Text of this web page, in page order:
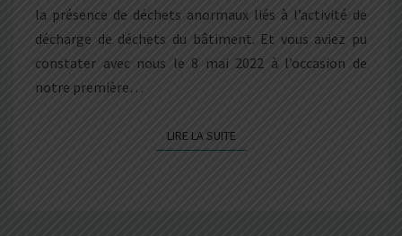
la présence de déchets anormaux liés à l’activité de
décharge de déchets du bâtiment. Et vous aviez pu
constater avec nous le 8 mai 2022 à l’occasion de
notre première…
LIRE LA SUITELIRE LA SUITE